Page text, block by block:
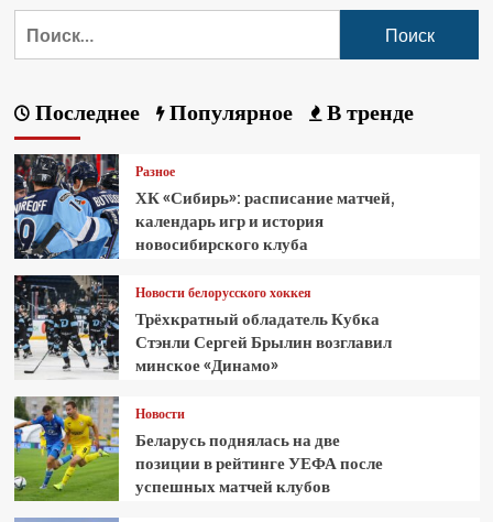
Последнее Популярное В тренде
Разное
ХК «Сибирь»: расписание матчей,
календарь игр и история
новосибирского клуба
Новости белорусского хоккея
Трёхкратный обладатель Кубка
Стэнли Сергей Брылин возглавил
минское «Динамо»
Новости
Беларусь поднялась на две
позиции в рейтинге УЕФА после
успешных матчей клубов